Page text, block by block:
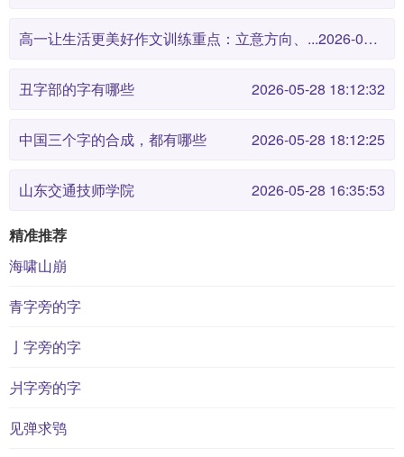
高一让生活更美好作文训练重点：立意方向、... 2026-05-28 18:12:38
丑字部的字有哪些 2026-05-28 18:12:32
中国三个字的合成，都有哪些 2026-05-28 18:12:25
山东交通技师学院 2026-05-28 16:35:53
精准推荐
海啸山崩
青字旁的字
亅字旁的字
爿字旁的字
见弹求鸮